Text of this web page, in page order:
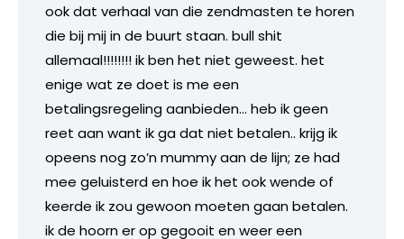
ook dat verhaal van die zendmasten te horen
die bij mij in de buurt staan. bull shit
allemaal!!!!!!!! ik ben het niet geweest. het
enige wat ze doet is me een
betalingsregeling aanbieden… heb ik geen
reet aan want ik ga dat niet betalen.. krijg ik
opeens nog zo’n mummy aan de lijn; ze had
mee geluisterd en hoe ik het ook wende of
keerde ik zou gewoon moeten gaan betalen.
ik de hoorn er op gegooit en weer een